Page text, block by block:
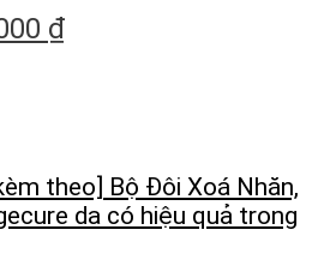
₫
theo] Bộ Đôi Xoá Nhăn,
da có hiệu quả trong